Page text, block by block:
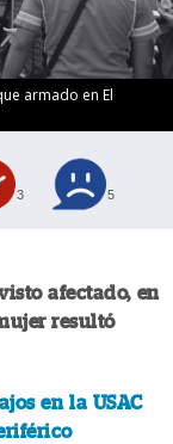
armado en El
3 5
afectado, en
resultó
en la USAC